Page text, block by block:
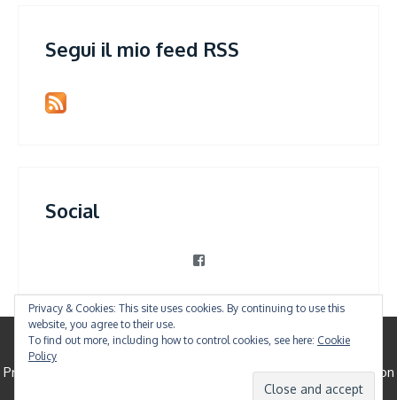
Segui il mio feed RSS
Social
View
on
Facebook
Proudly powered by WordPress
Theme: Shree Clean byCanyon
Privacy & Cookies: This site uses cookies. By continuing to use this
website, you agree to their use.
To find out more, including how to control cookies, see here: Cookie
Policy